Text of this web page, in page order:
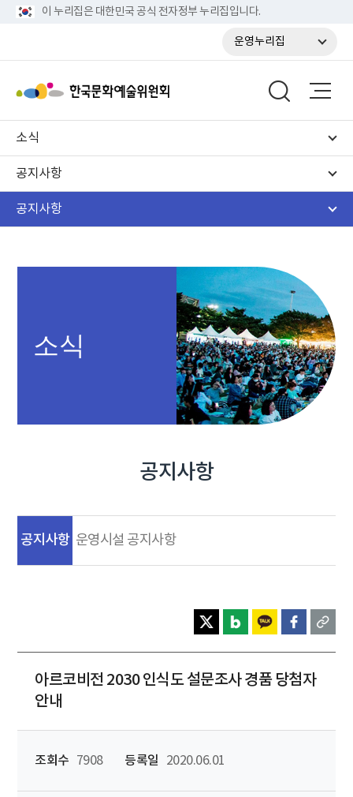
이 누리집은 대한민국 공식 전자정부 누리집입니다.
운영누리집
소식
공지사항
공지사항
소식
공지사항
공지사항 운영시설 공지사항
아르코비전 2030 인식도 설문조사 경품 당첨자
안내
조회수 7908 등록일 2020.06.01